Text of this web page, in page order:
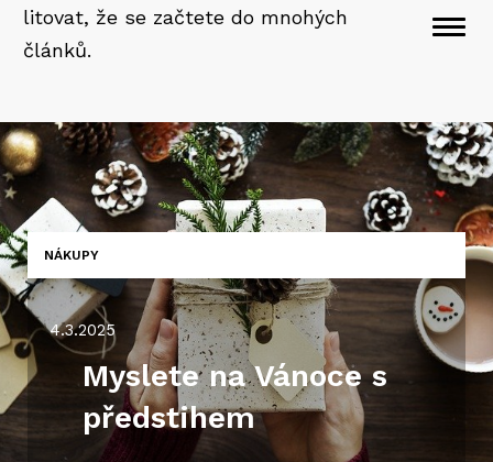
litovat, že se začtete do mnohých
článků.
NÁKUPY
4.3.2025
Myslete na Vánoce s
předstihem